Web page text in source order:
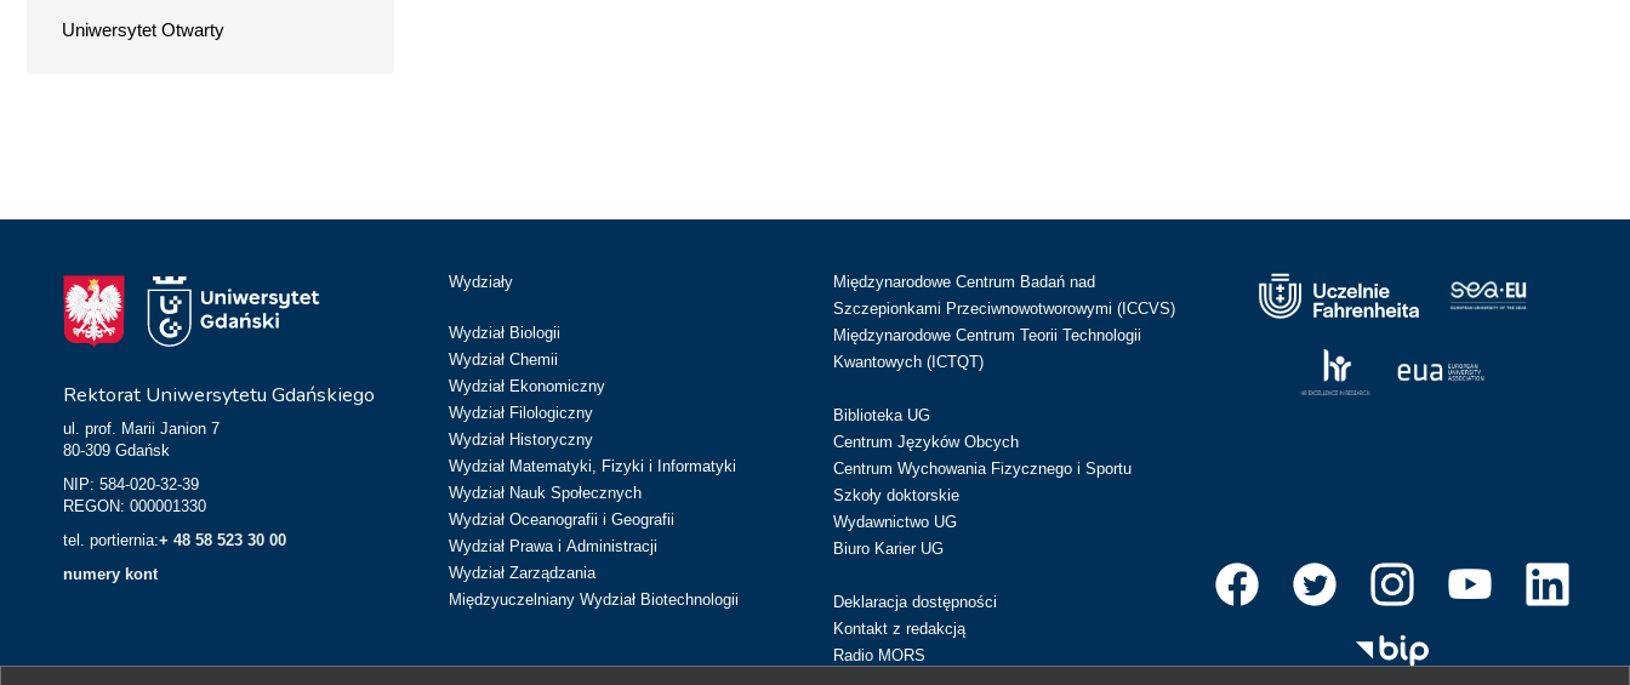
Uniwersytet Otwarty
Rektorat Uniwersytetu Gdańskiego
ul. prof. Marii Janion 7
80-309 Gdańsk
NIP: 584-020-32-39
REGON: 000001330
tel. portiernia:+ 48 58 523 30 00
numery kont
Wydziały
Wydział Biologii
Wydział Chemii
Wydział Ekonomiczny
Wydział Filologiczny
Wydział Historyczny
Wydział Matematyki, Fizyki i Informatyki
Wydział Nauk Społecznych
Wydział Oceanografii i Geografii
Wydział Prawa i Administracji
Wydział Zarządzania
Międzyuczelniany Wydział Biotechnologii
Międzynarodowe Centrum Badań nad
Szczepionkami Przeciwnowotworowymi (ICCVS)
Międzynarodowe Centrum Teorii Technologii
Kwantowych (ICTQT)
Biblioteka UG
Centrum Języków Obcych
Centrum Wychowania Fizycznego i Sportu
Szkoły doktorskie
Wydawnictwo UG
Biuro Karier UG
Deklaracja dostępności
Kontakt z redakcją
Radio MORS